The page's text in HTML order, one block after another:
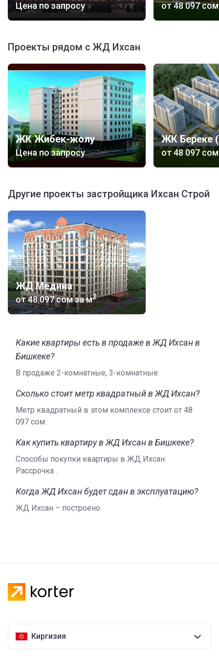
Цена по запросу от‍48 097 сом
Проекты рядом с ЖД Ихсан
ЖК Жибек-жолу
Цена по запросу
ЖК Береке
от‍48 097 сом
Другие проекты застройщика Ихсан Строй
ЖД Медина
от‍48 097 сомза м2
Какие квартиры есть в продаже в ЖД Ихсан в
Бишкеке?
В продаже 2-комнатные, 3-комнатные.
Сколько стоит метр квадратный в ЖД Ихсан?
Метр квадратный в этом комплексе стоит от ‍48
097 сом.
Как купить квартиру в ЖД Ихсан в Бишкеке?
Способы покупки квартиры в ЖД Ихсан:
Рассрочка .
Когда ЖД Ихсан будет сдан в эксплуатацию?
ЖД Ихсан – построено.
Киргизия